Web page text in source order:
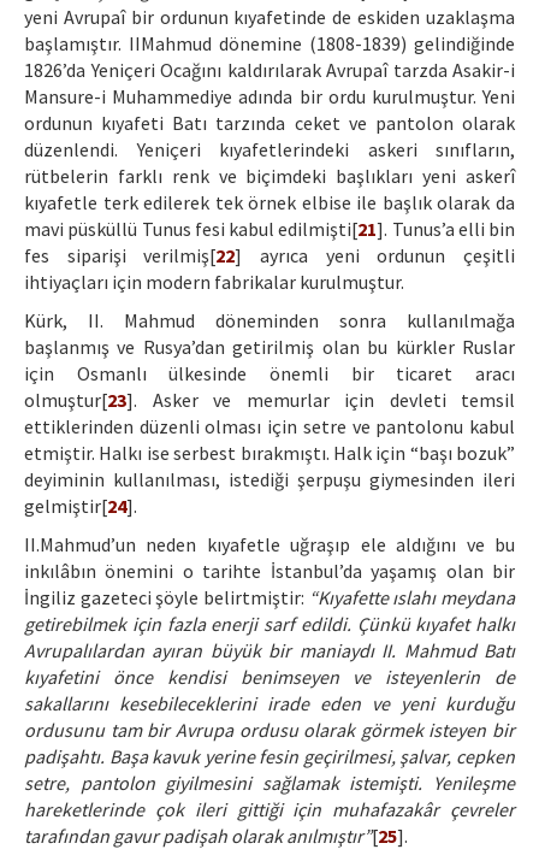
yeni Avrupaî bir ordunun kıyafetinde de eskiden uzaklaşma
başlamıştır. IIMahmud dönemine (1808-1839) gelindiğinde
1826’da Yeniçeri Ocağını kaldırılarak Avrupaî tarzda Asakir-i
Mansure-i Muhammediye adında bir ordu kurulmuştur. Yeni
ordunun kıyafeti Batı tarzında ceket ve pantolon olarak
düzenlendi. Yeniçeri kıyafetlerindeki askeri sınıfların,
rütbelerin farklı renk ve biçimdeki başlıkları yeni askerî
kıyafetle terk edilerek tek örnek elbise ile başlık olarak da
mavi püsküllü Tunus fesi kabul edilmişti[21]. Tunus’a elli bin
fes siparişi verilmiş[22] ayrıca yeni ordunun çeşitli
ihtiyaçları için modern fabrikalar kurulmuştur.
Kürk, II. Mahmud döneminden sonra kullanılmağa
başlanmış ve Rusya’dan getirilmiş olan bu kürkler Ruslar
için Osmanlı ülkesinde önemli bir ticaret aracı
olmuştur[23]. Asker ve memurlar için devleti temsil
ettiklerinden düzenli olması için setre ve pantolonu kabul
etmiştir. Halkı ise serbest bırakmıştı. Halk için “başı bozuk”
deyiminin kullanılması, istediği şerpuşu giymesinden ileri
gelmiştir[24].
II.Mahmud’un neden kıyafetle uğraşıp ele aldığını ve bu
inkılâbın önemini o tarihte İstanbul’da yaşamış olan bir
İngiliz gazeteci şöyle belirtmiştir: “Kıyafette ıslahı meydana
getirebilmek için fazla enerji sarf edildi. Çünkü kıyafet halkı
Avrupalılardan ayıran büyük bir maniaydı II. Mahmud Batı
kıyafetini önce kendisi benimseyen ve isteyenlerin de
sakallarını kesebileceklerini irade eden ve yeni kurduğu
ordusunu tam bir Avrupa ordusu olarak görmek isteyen bir
padişahtı. Başa kavuk yerine fesin geçirilmesi, şalvar, cepken
setre, pantolon giyilmesini sağlamak istemişti. Yenileşme
hareketlerinde çok ileri gittiği için muhafazakâr çevreler
tarafından gavur padişah olarak anılmıştır”[25].